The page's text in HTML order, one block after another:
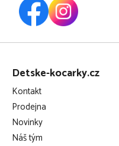
Z
Detske-kocarky.cz
Kontakt
Prodejna
Novinky
Náš tým